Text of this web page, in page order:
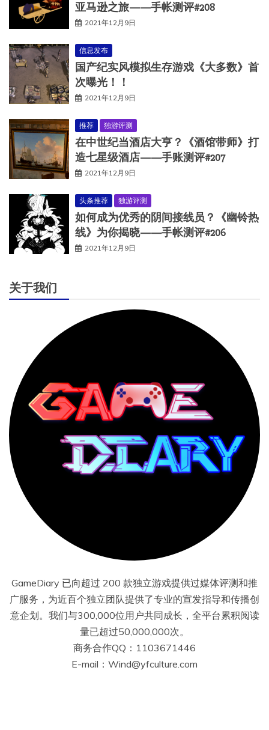
亚马逊之旅——手帐测评#208
2021年12月9日
信息发布
国产纪实风模拟生存游戏《大多数》首
次曝光！！
2021年12月9日
推荐 独游评测
在中世纪当酒店大亨？《酒馆带师》打
造七星级酒店——手账测评#207
2021年12月9日
头条推荐 独游评测
如何成为优秀的阴间接线员？《幽铃热
线》为你揭晓——手帐测评#206
2021年12月9日
关于我们
GameDiary 已向超过 200 款独立游戏提供过媒体评测和推
广服务，为近百个独立团队提供了专业的宣发指导和传播创
意企划。我们与300,000位用户共同成长，全平台累积阅读
量已超过50,000,000次。
商务合作QQ：1103671446
E-mail：Wind@yfculture.com